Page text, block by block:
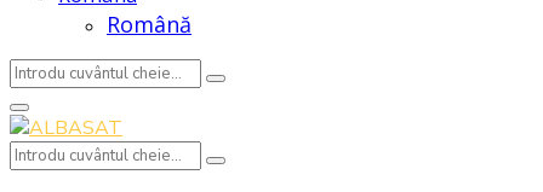
Română
Search
for:
Search
Primary
Menu
Search
Search